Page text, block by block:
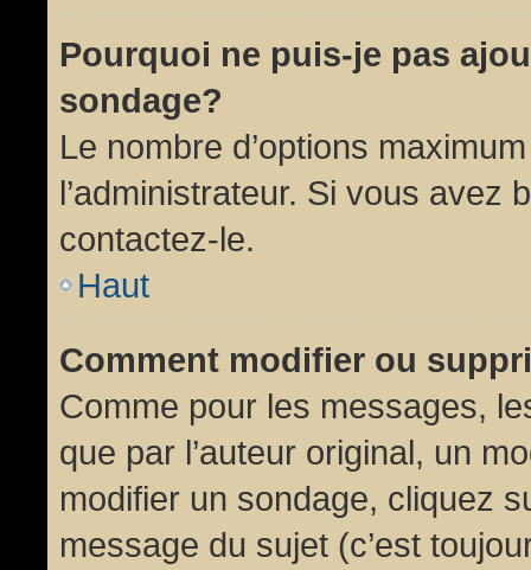
Pourquoi ne puis-je pas
sondage?
Le nombre d’options
l’administrateur. Si vous avez
contactez-le.
Haut
Comment modifier ou
Comme pour les messages,
que par l’auteur original, un
modifier un sondage, cliquez
message du sujet (c’est